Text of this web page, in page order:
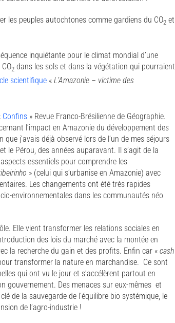
les peuples autochtones comme gardiens du CO2 et
inquiétante pour le climat mondial d’une
2 dans les sols et dans la végétation qui pourraient
scientifique « L’Amazonie – victime des
Confins » Revue Franco-Brésilienne de Géographie.
l’impact en Amazonie du développement des
j’avais déjà observé lors de l’un de mes séjours
le Pérou, des années auparavant. Il s’agit de la
essentiels pour comprendre les
» (celui qui s’urbanise en Amazonie) avec
Les changements ont été très rapides
environnementales dans les communautés néo
Elle vient transformer les relations sociales en
des lois du marché avec la montée en
la recherche du gain et des profits. Enfin car « cash
transformer la nature en marchandise. Ce sont
qui ont vu le jour et s’accélèrent partout en
gouvernement. Des menaces sur eux-mêmes et
de la sauvegarde de l’équilibre bio systémique, le
de l’agro-industrie !